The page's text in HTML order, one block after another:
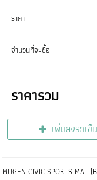
ราคา
จำนวนที่จะซื้อ
ราคารวม
เพิ่มลงรถเข็น
MUGEN CIVIC SPORTS MAT